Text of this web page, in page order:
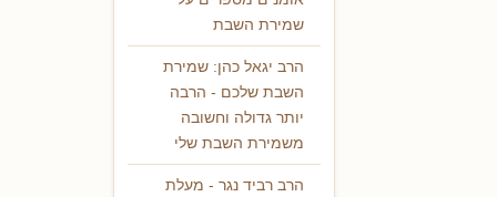
שמירת השבת
הרב יגאל כהן: שמירת
השבת שלכם - הרבה
יותר גדולה וחשובה
משמירת השבת שלי
הרב רביד נגר - מעלת